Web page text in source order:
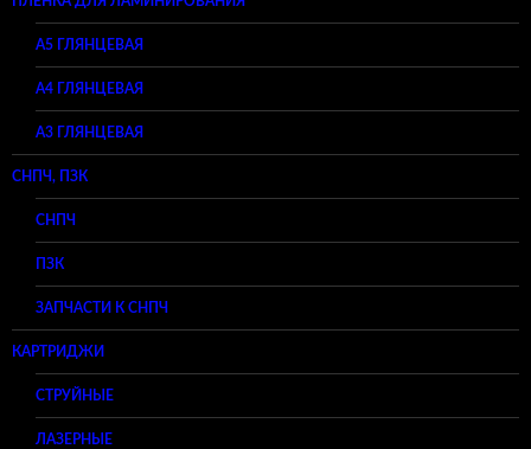
A5 ГЛЯНЦЕВАЯ
А4 ГЛЯНЦЕВАЯ
A3 ГЛЯНЦЕВАЯ
СНПЧ, ПЗК
СНПЧ
ПЗК
ЗАПЧАСТИ К СНПЧ
КАРТРИДЖИ
СТРУЙНЫЕ
ЛАЗЕРНЫЕ